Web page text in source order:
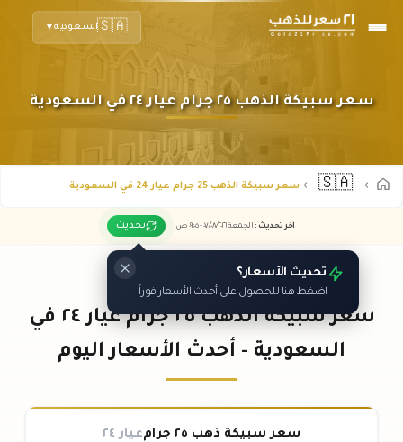
🇸🇦السعودية▼
سعر سبيكة الذهب ٢٥ جرام عيار ٢٤ في السعودية
🇸🇦 سعر سبيكة الذهب 25 جرام عيار 24 في السعودية
آخر تحديث : الجمعة ٠٧ /٠٨/٢٠٢٦ - ٠٩:٠٥ ص تحديث
تحديث الأسعار؟
اضغط هنا للحصول على أحدث الأسعار فوراً
سعر سبيكة الذهب ٢٥ جرام عيار ٢٤ في
السعودية - أحدث الأسعار اليوم
سعر سبيكة ذهب ٢٥ جرام عيار ٢٤